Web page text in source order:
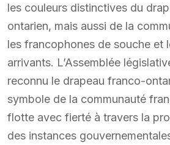
les couleurs distinctives du
ontarien, mais aussi de la
les francophones de souche et
arrivants. L’Assemblée
reconnu le drapeau franco-
symbole de la communauté
flotte avec fierté à travers la
des instances